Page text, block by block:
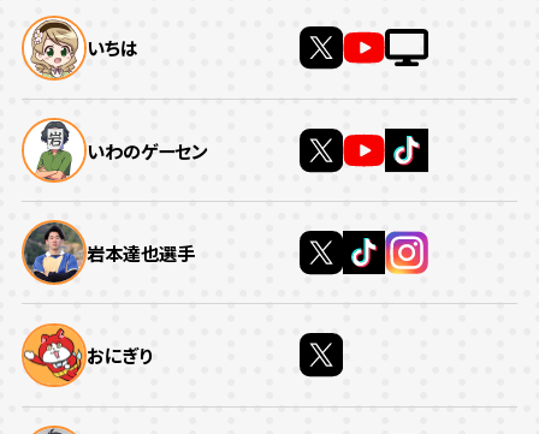
いちは
いわのゲーセン
岩本達也選手
おにぎり